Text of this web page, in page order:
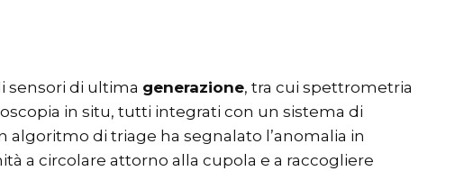
sensori di ultima generazione, tra cui spettrometria
in situ, tutti integrati con un sistema di
algoritmo di triage ha segnalato l’anomalia in
a circolare attorno alla cupola e a raccogliere